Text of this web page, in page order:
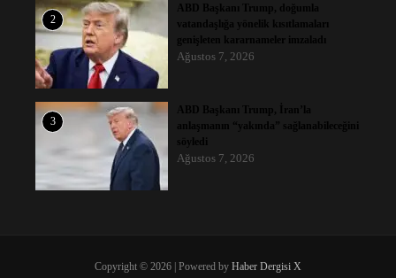
2
ABD Başkanı Trump, doğumla
vatandaşlığa yönelik kısıtlamaları
genişleten kararnameler imzaladı
Ağustos 7, 2026
3
ABD Başkanı Trump, İran’la
anlaşmanın “yakında” sağlanabileceğini
söyledi
Ağustos 7, 2026
Copyright © 2026 | Powered by Haber Dergisi X